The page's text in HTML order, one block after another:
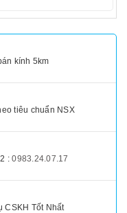
kính 5km
tiêu chuẩn NSX
2 :0983.24.07.17
CSKH Tốt Nhất